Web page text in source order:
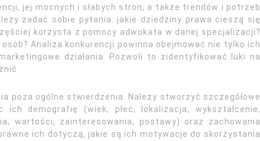
jej mocnych i słabych stron, a także trendów i potrzeb
zadać sobie pytania: jakie dziedziny prawa cieszą się
korzysta z pomocy adwokata w danej specjalizacji?
Analiza konkurencji powinna obejmować nie tylko ich
działania. Pozwoli to zidentyfikować luki na
poza ogólne stwierdzenia. Należy stworzyć szczegółowe
ich demografię (wiek, płeć, lokalizacja, wykształcenie,
wartości, zainteresowania, postawy) oraz zachowania
ich dotyczą, jakie są ich motywacje do skorzystania